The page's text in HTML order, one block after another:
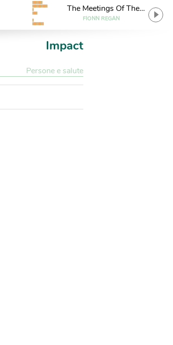
The Meetings Of The
Waters
FIONN REGAN
Impact
Persone e salute